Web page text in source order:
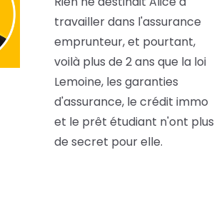
travailler dans l'assurance
emprunteur, et pourtant,
voilà plus de 2 ans que la loi
Lemoine, les garanties
d'assurance, le crédit immo
et le prêt étudiant n'ont plus
de secret pour elle.